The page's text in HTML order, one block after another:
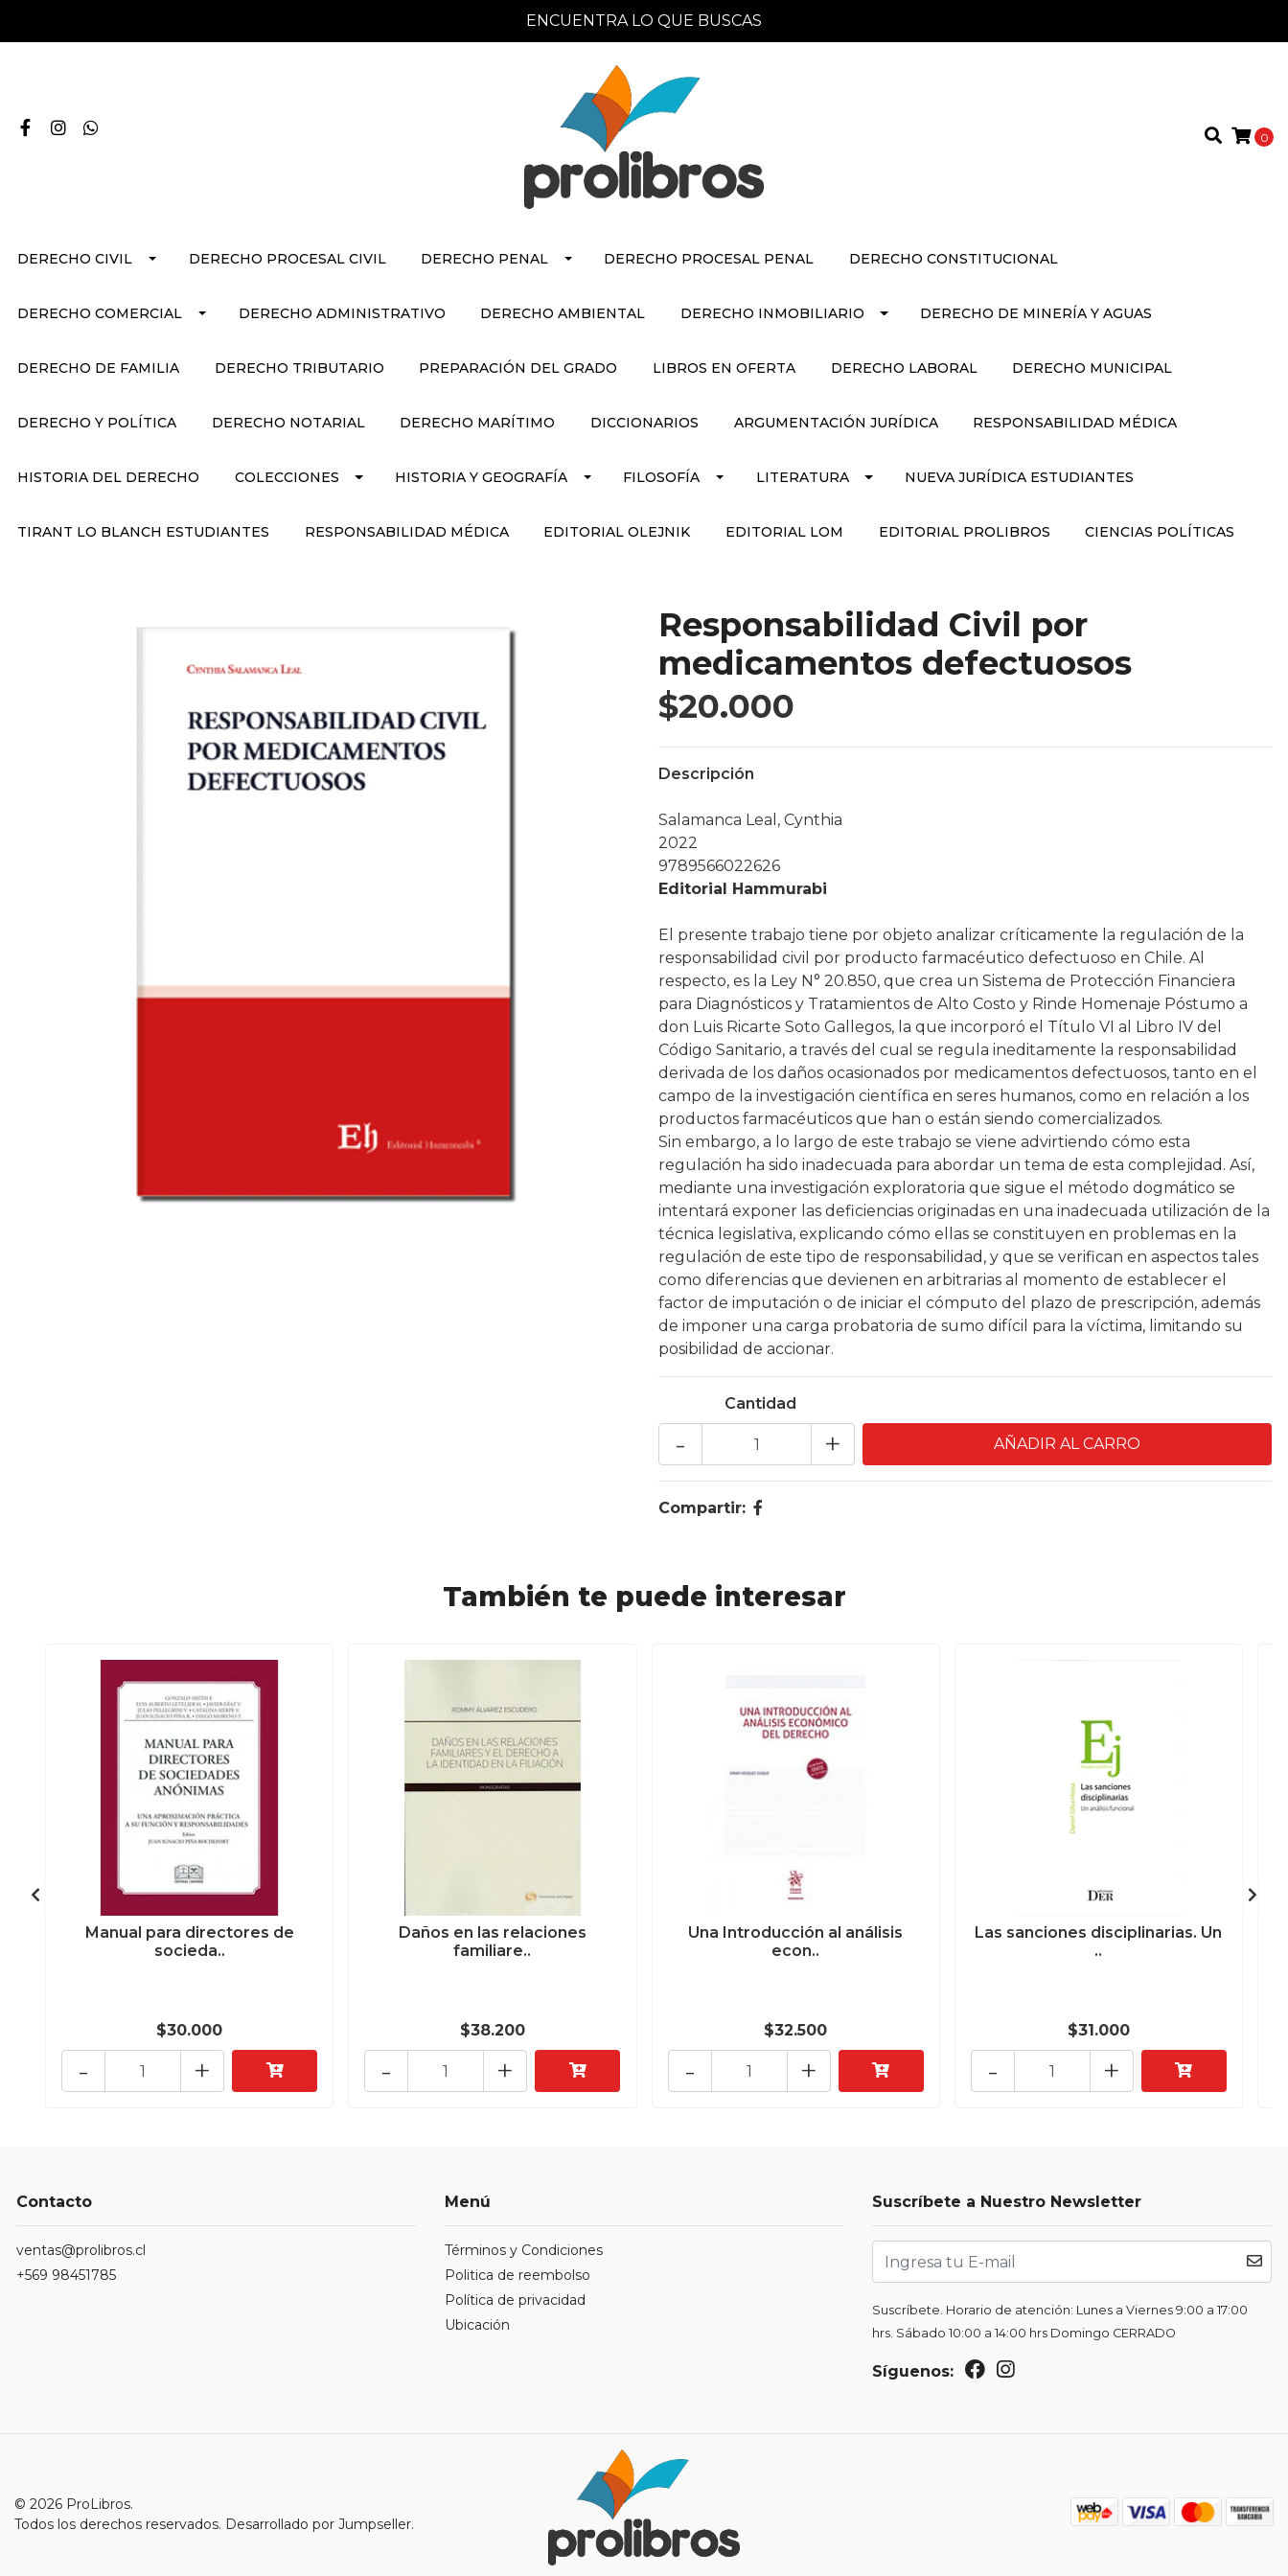
ENCUENTRA LO QUE BUSCAS
0
DERECHO CIVIL DERECHO PROCESAL CIVIL DERECHO PENAL DERECHO PROCESAL PENAL DERECHO CONSTITUCIONAL
DERECHO COMERCIAL DERECHO ADMINISTRATIVO DERECHO AMBIENTAL DERECHO INMOBILIARIO DERECHO DE MINERÍA Y AGUAS
DERECHO DE FAMILIA DERECHO TRIBUTARIO PREPARACIÓN DEL GRADO LIBROS EN OFERTA DERECHO LABORAL DERECHO MUNICIPAL
DERECHO Y POLÍTICA DERECHO NOTARIAL DERECHO MARÍTIMO DICCIONARIOS ARGUMENTACIÓN JURÍDICA RESPONSABILIDAD MÉDICA
HISTORIA DEL DERECHO COLECCIONES HISTORIA Y GEOGRAFÍA FILOSOFÍA LITERATURA NUEVA JURÍDICA ESTUDIANTES
TIRANT LO BLANCH ESTUDIANTES RESPONSABILIDAD MÉDICA EDITORIAL OLEJNIK EDITORIAL LOM EDITORIAL PROLIBROS CIENCIAS POLÍTICAS
Responsabilidad Civil por
medicamentos defectuosos
$20.000
Descripción
Salamanca Leal, Cynthia
2022
9789566022626
Editorial Hammurabi
El presente trabajo tiene por objeto analizar críticamente la regulación de la
responsabilidad civil por producto farmacéutico defectuoso en Chile. Al
respecto, es la Ley N° 20.850, que crea un Sistema de Protección Financiera
para Diagnósticos y Tratamientos de Alto Costo y Rinde Homenaje Póstumo a
don Luis Ricarte Soto Gallegos, la que incorporó el Título VI al Libro IV del
Código Sanitario, a través del cual se regula ineditamente la responsabilidad
derivada de los daños ocasionados por medicamentos defectuosos, tanto en el
campo de la investigación científica en seres humanos, como en relación a los
productos farmacéuticos que han o están siendo comercializados.
Sin embargo, a lo largo de este trabajo se viene advirtiendo cómo esta
regulación ha sido inadecuada para abordar un tema de esta complejidad. Así,
mediante una investigación exploratoria que sigue el método dogmático se
intentará exponer las deficiencias originadas en una inadecuada utilización de la
técnica legislativa, explicando cómo ellas se constituyen en problemas en la
regulación de este tipo de responsabilidad, y que se verifican en aspectos tales
como diferencias que devienen en arbitrarias al momento de establecer el
factor de imputación o de iniciar el cómputo del plazo de prescripción, además
de imponer una carga probatoria de sumo difícil para la víctima, limitando su
posibilidad de accionar.
Cantidad
+
-
Compartir:
También te puede interesar
Manual para directores de
socieda..
$30.000
+
-
Daños en las relaciones
familiare..
$38.200
+
-
Una Introducción al análisis
econ..
$32.500
+
-
Las sanciones disciplinarias. Un
..
$31.000
+
-
Contacto
ventas@prolibros.cl
+569 98451785
Menú
Términos y Condiciones
Politica de reembolso
Política de privacidad
Ubicación
Suscríbete a Nuestro Newsletter
Suscríbete. Horario de atención: Lunes a Viernes 9:00 a 17:00
hrs. Sábado 10:00 a 14:00 hrs Domingo CERRADO
Síguenos:
© 2026 ProLibros.
Todos los derechos reservados. Desarrollado por Jumpseller.